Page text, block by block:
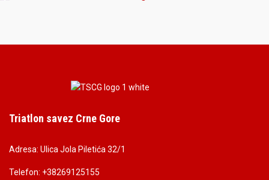
Triatlon savez Crne Gore
Adresa: Ulica Jola Piletića 32/1
Telefon: +38269125155